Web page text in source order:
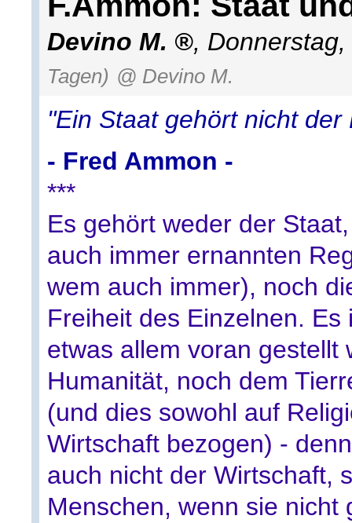
Devino M. ,
Tagen) @ Devino M.
"Ein Staat gehört nicht der
- Fred Ammon -
***
Es gehört weder der
auch immer ernannten
wem auch immer), noch
Freiheit des Einzelnen.
etwas allem voran gestellt
Humanität, noch dem
(und dies sowohl auf
Wirtschaft bezogen) -
auch nicht der Wirtschaft,
Menschen, wenn sie nicht